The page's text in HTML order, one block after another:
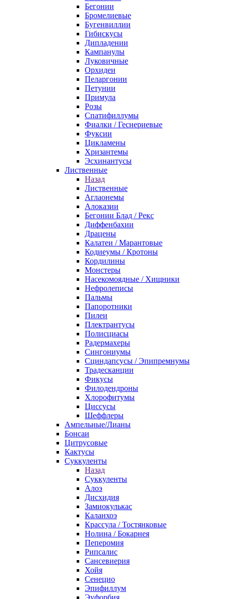
Бегонии
Бромелиевые
Бугенвиллии
Гибискусы
Дипладении
Кампанулы
Луковичные
Орхидеи
Пеларгонии
Петунии
Примула
Розы
Спатифиллумы
Фиалки / Геснериевые
Фуксии
Цикламены
Хризантемы
Эсхинантусы
Лиственные
Назад
Лиственные
Аглаонемы
Алоказии
Бегонии Блад / Рекс
Диффенбахии
Драцены
Калатеи / Марантовые
Кодиеумы / Кротоны
Кордилины
Монстеры
Насекомоядные / Хищники
Нефролеписы
Пальмы
Папоротники
Пилеи
Плектрантусы
Полисциасы
Радермахеры
Сингониумы
Сциндапсусы / Эпипремнумы
Традесканции
Фикусы
Филодендроны
Хлорофитумы
Циссусы
Шеффлеры
Ампельные/Лианы
Бонсаи
Цитрусовые
Кактусы
Суккуленты
Назад
Суккуленты
Алоэ
Дисхидия
Замиокулькас
Каланхоэ
Крассула / Тостянковые
Нолина / Бокарнея
Пеперомия
Рипсалис
Сансевиерия
Хойя
Сенецио
Эпифиллум
Эуфорбия